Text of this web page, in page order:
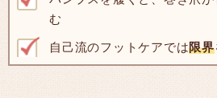
む
自己流のフットケアでは限界